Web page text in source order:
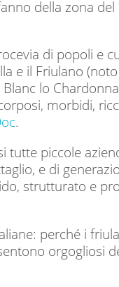
della zona
di popoli e
e il Friulano
lo
morbidi,
.
tutte piccole
e di
strutturato e
perché i
orgogliosi